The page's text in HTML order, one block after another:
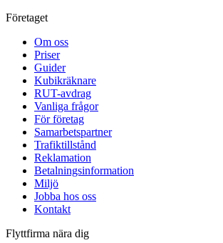
Företaget
Om oss
Priser
Guider
Kubikräknare
RUT-avdrag
Vanliga frågor
För företag
Samarbetspartner
Trafiktillstånd
Reklamation
Betalningsinformation
Miljö
Jobba hos oss
Kontakt
Flyttfirma nära dig